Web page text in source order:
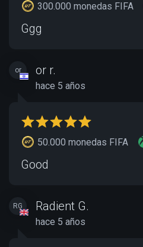
300.000 monedas FIFA
Ggg
or or r.
hace 5 años
50.000 monedas FIFA
Good
RG Radient G.
hace 5 años